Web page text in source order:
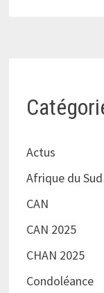
Actus
Afrique du Sud
CAN
CAN 2025
CHAN 2025
Condoléance